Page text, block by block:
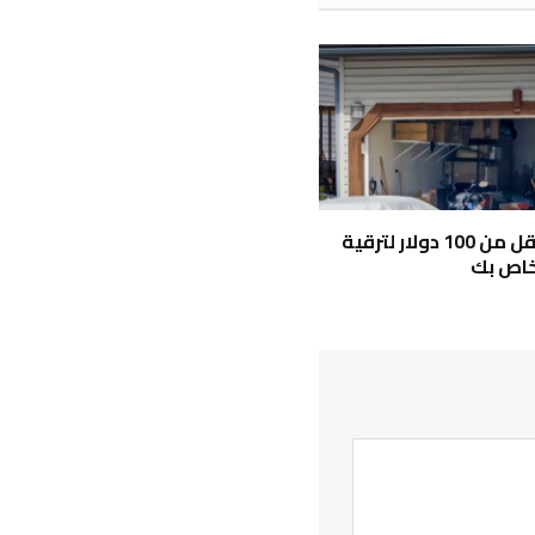
5 أدوات أقل من 100 دولار لترقية
بك